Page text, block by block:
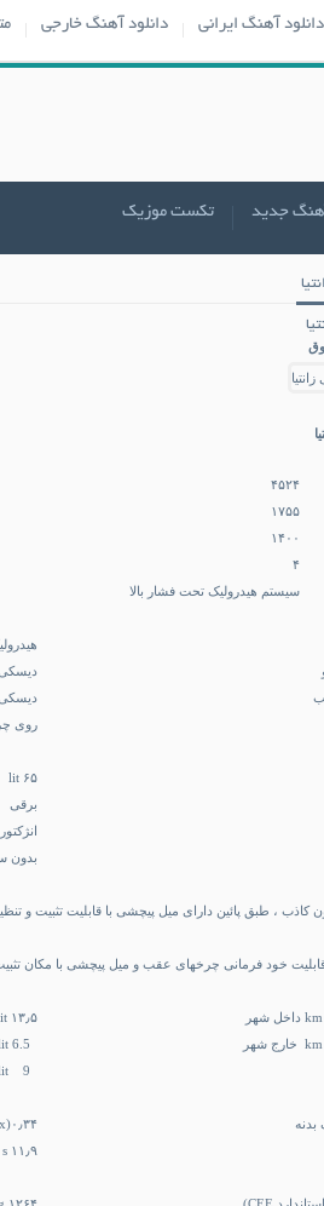
دانلود آهنگ ایرانی دانلود آهنگ خارجی
جدید تکست موزیک
۴۵۲۴
۱۷۵۵
۱۴۰۰
۴
سیستم هیدرولیک تحت فشار بالا
دیسکی
روی
۶۵ lit
برقی
بدون
، طبق پائین دارای میل پیچشی با قابلیت تثبیت و
قابلیت خود فرمانی چرخهای عقب و میل پیچشی با مکان
۱۳٫۵ lit
بدنه
۰٫۳۴(cx)
۱۱٫۹ s